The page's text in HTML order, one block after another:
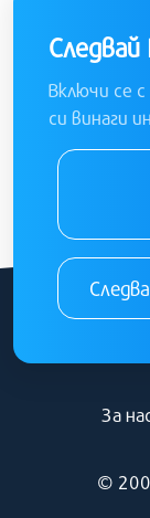
Включи се
си винаги
©
За